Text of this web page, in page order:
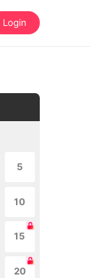
Login
5
10
15
20